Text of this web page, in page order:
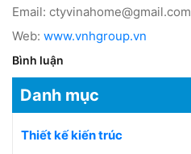
Email: ctyvinahome@gmail.com
Web: www.vnhgroup.vn
Bình luận
Danh mục
Thiết kế kiến trúc